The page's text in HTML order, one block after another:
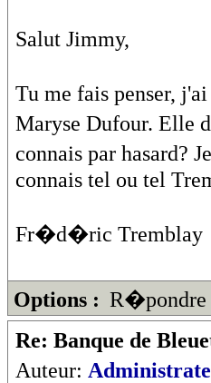
Salut Jimmy,
Tu me fais penser,
Maryse Dufour. Elle
connais par hasard?
connais tel ou tel
Fr�d�ric Tremblay
Options : R�pondre
Re: Banque de
Auteur: